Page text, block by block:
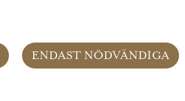
ENDAST NÖDVÄNDIGA